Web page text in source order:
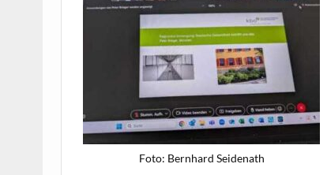
Foto: Bern­hard Seidenath